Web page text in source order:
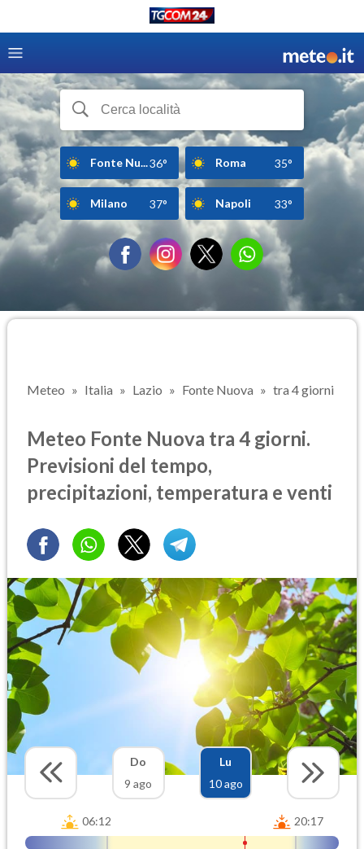
Fonte Nu...36° Roma 35°
Milano 37° Napoli 33°
Meteo Italia Lazio Fonte Nuova tra 4 giorni
Meteo Fonte Nuova tra 4 giorni.
Previsioni del tempo,
precipitazioni, temperatura e venti
Do
9 ago
Lu
10 ago
06:12 20:17